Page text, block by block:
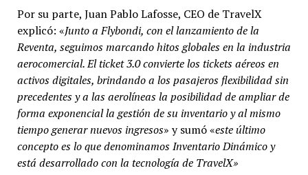
Por su parte, Juan Pablo Lafosse, CEO de TravelX
explicó: «Junto a Flybondi, con el lanzamiento de la
Reventa, seguimos marcando hitos globales en la industria
aerocomercial. El ticket 3.0 convierte los tickets aéreos en
activos digitales, brindando a los pasajeros flexibilidad sin
precedentes y a las aerolíneas la posibilidad de ampliar de
forma exponencial la gestión de su inventario y al mismo
tiempo generar nuevos ingresos» y sumó «este último
concepto es lo que denominamos Inventario Dinámico y
está desarrollado con la tecnología de TravelX»